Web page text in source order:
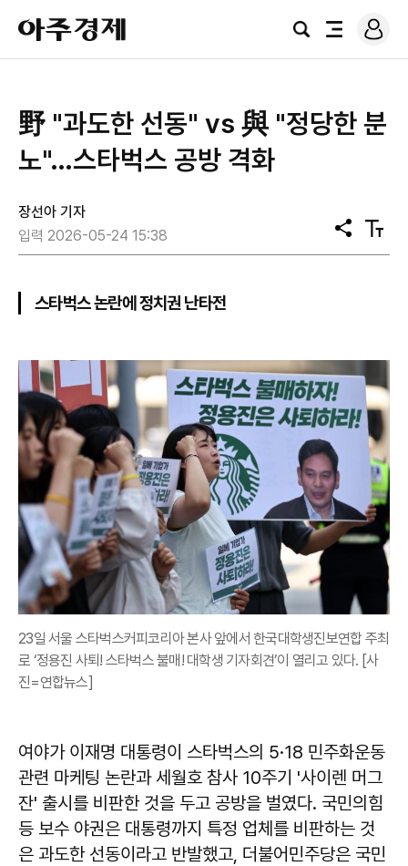
아
주
경
검
전
로
그
野 "과도한 선동" vs 與 "정당한 분
노"…스타벅스 공방 격화
장선아 기자
입력 2026-05-24 15:38
공
유
텍
스
스타벅스 논란에 정치권 난타전
23일 서울 스타벅스커피코리아 본사 앞에서 한국대학생진보연합 주최
로 ‘정용진 사퇴! 스타벅스 불매! 대학생 기자회견’이 열리고 있다. [사
진=연합뉴스]
여야가 이재명 대통령이 스타벅스의 5·18 민주화운동
관련 마케팅 논란과 세월호 참사 10주기 '사이렌 머그
잔' 출시를 비판한 것을 두고 공방을 벌였다. 국민의힘
등 보수 야권은 대통령까지 특정 업체를 비판하는 것
은 과도한 선동이라고 반발했고, 더불어민주당은 국민